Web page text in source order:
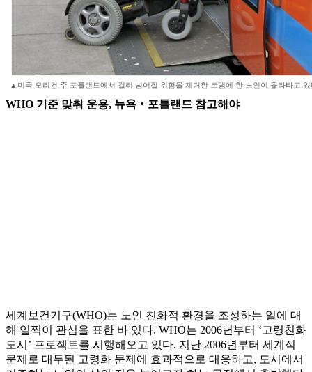
▲미국 오리건 주 포틀랜드에서 걸려 넘어질 위험을 제거한 트램에 한 노인이 올라타고
WHO 기준 맞춰 운용, 뉴욕‧포틀랜드 참고해야
세계보건기구(WHO)는 노인 친화적 환경을 조성하는 일에 대
해 일찍이 관심을 표한 바 있다. WHO는 2006년부터 ‘고령친화
도시’ 프로젝트를 시행해오고 있다. 지난 2006년부터 세계적
문제로 대두된 고령화 문제에 효과적으로 대응하고, 도시에서